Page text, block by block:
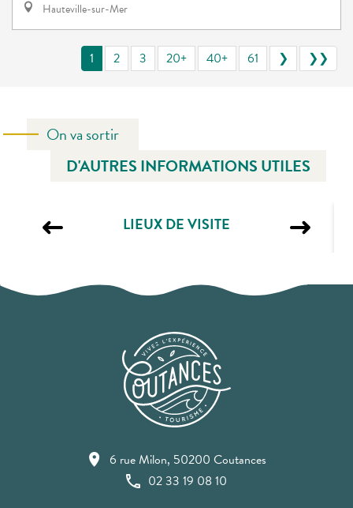
Hauteville-sur-Mer
1 2 3 20+ 40+ 61 ❯ ❯❯
On va sortir
D'AUTRES INFORMATIONS UTILES
LIEUX DE VISITE
6 rue Milon, 50200 Coutances
02 33 19 08 10